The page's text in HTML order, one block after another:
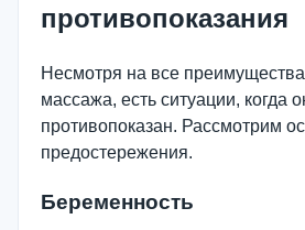
противопоказания
Несмотря на все
массажа, есть ситуации, когда
противопоказан. Рассмотрим
предостережения.
Беременность